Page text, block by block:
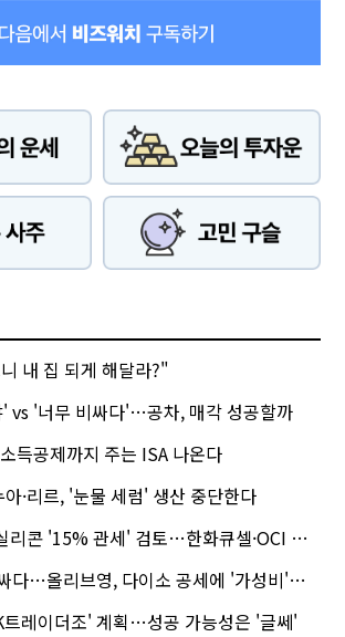
내 집 되게 해달라?"
vs '너무 비싸다'…공차, 매각 성공할까
득공제까지 주는 ISA 나온다
아·리르, '눈물 세럼' 생산 중단한다
콘 '15% 관세' 검토…한화큐셀·OCI 영향은?
…올리브영, 다이소 공세에 '가성비'로 맞불
트레이더조' 계획…성공 가능성은 '글쎄'